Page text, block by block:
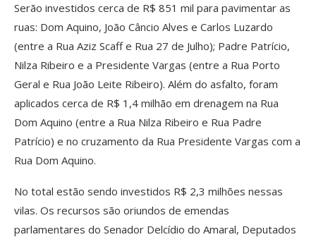
Serão investidos cerca de R$ 851 mil para pavimentar as
ruas: Dom Aquino, João Câncio Alves e Carlos Luzardo
(entre a Rua Aziz Scaff e Rua 27 de Julho); Padre Patrício,
Nilza Ribeiro e a Presidente Vargas (entre a Rua Porto
Geral e Rua João Leite Ribeiro). Além do asfalto, foram
aplicados cerca de R$ 1,4 milhão em drenagem na Rua
Dom Aquino (entre a Rua Nilza Ribeiro e Rua Padre
Patrício) e no cruzamento da Rua Presidente Vargas com a
Rua Dom Aquino.
No total estão sendo investidos R$ 2,3 milhões nessas
vilas. Os recursos são oriundos de emendas
parlamentares do Senador Delcídio do Amaral, Deputados